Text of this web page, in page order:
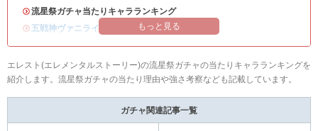
・流星祭ガチャ当たりキャラランキング
・ 五戦神ヴァニライベントまとめもっと見る
エレスト(エレメンタルストーリー)の流星祭ガチャの当たりキャラランキングを
紹介します。流星祭ガチャの当たり理由や強さ考察なども記載しています。
ガチャ関連記事一覧